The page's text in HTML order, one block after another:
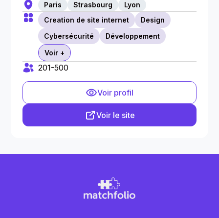
Paris Strasbourg
Lyon
Creation de site internet
Design
Cybersécurité
Développement
Voir +
201-500
Voir profil
Voir le site